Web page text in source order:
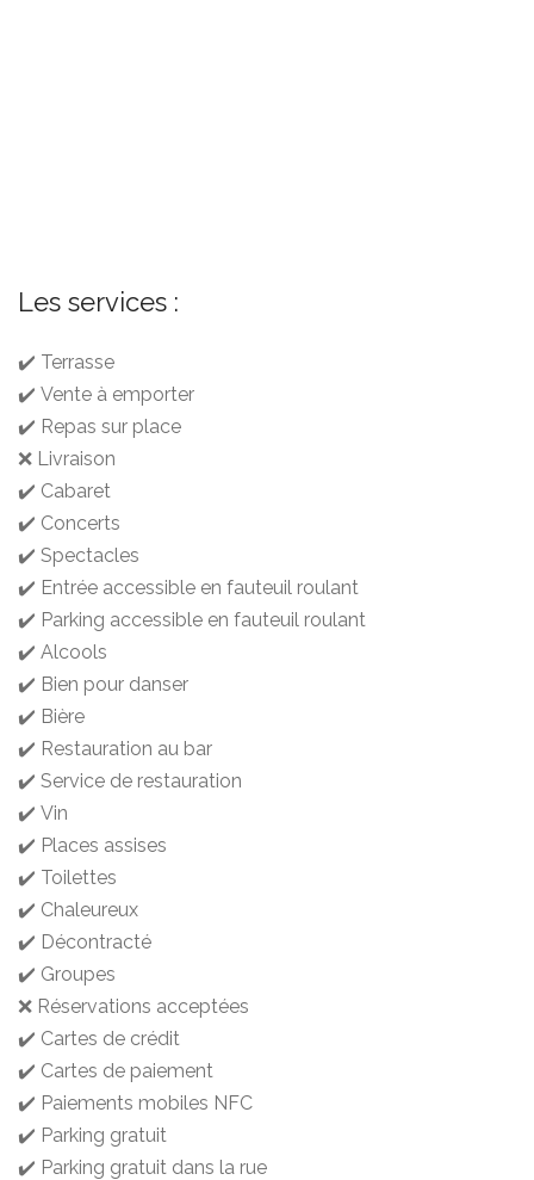
Les services :
✔️ Terrasse
✔️ Vente à emporter
✔️ Repas sur place
❌ Livraison
✔️ Cabaret
✔️ Concerts
✔️ Spectacles
✔️ Entrée accessible en fauteuil roulant
✔️ Parking accessible en fauteuil roulant
✔️ Alcools
✔️ Bien pour danser
✔️ Bière
✔️ Restauration au bar
✔️ Service de restauration
✔️ Vin
✔️ Places assises
✔️ Toilettes
✔️ Chaleureux
✔️ Décontracté
✔️ Groupes
❌ Réservations acceptées
✔️ Cartes de crédit
✔️ Cartes de paiement
✔️ Paiements mobiles NFC
✔️ Parking gratuit
✔️ Parking gratuit dans la rue